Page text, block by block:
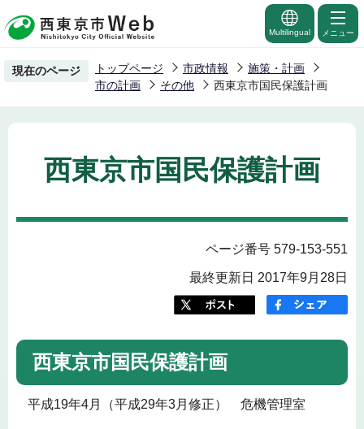
の
ー
Multilingual メニュー
現在のページ トップページ 市政情報
施策・計画
市の計画
その他 西東京市国民保護計画
西東京市国民保護計画
ページ番号 579-153-551
最終更新日 2017年9月28日
西東京市国民保護計画
平成19年4月（平成29年3月修正） 危機管理室